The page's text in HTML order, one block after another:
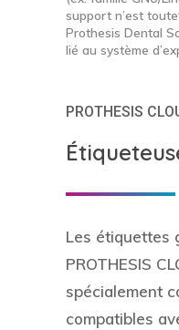
support n’est
Prothesis Dental
lié au système
PROTHESIS
Les étiquettes
PROTHESIS
spécialement
compatibles